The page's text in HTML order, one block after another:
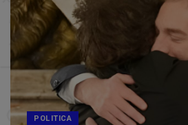
POLITICA